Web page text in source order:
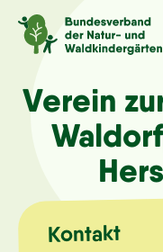
Sprache/Language
Aktuelles
Über uns
Verein
Kontakt